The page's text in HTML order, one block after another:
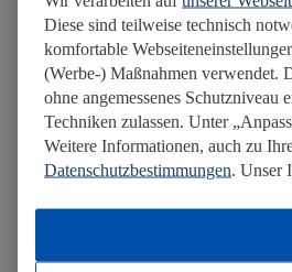
Gesundheit fördern
Diese sind teilweise technisch
komfortable
(Werbe-) Maßnahmen verwendet.
ohne angemessenes
Techniken zulassen. Unter
Weitere Informationen, auch zu
Datenschutzbestimmungen. Unser